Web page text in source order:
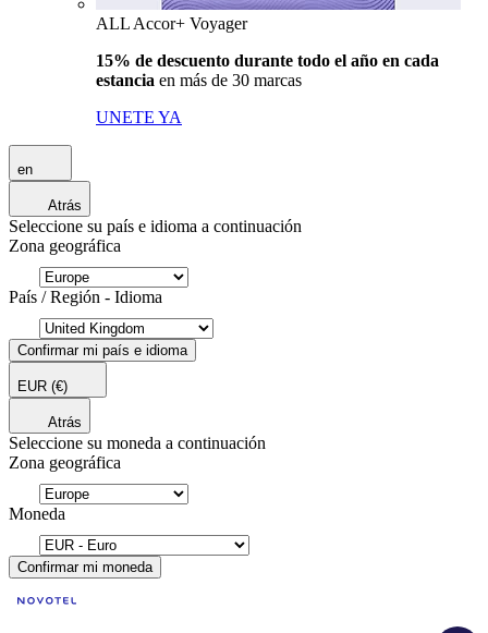
ALL Accor+ Voyager
15% de descuento durante todo el año en cada
estancia en más de 30 marcas
UNETE YA
en
Atrás
Seleccione su país e idioma a continuación
Zona geográfica
País / Región - Idioma
Confirmar mi país e idioma
EUR (€)
Atrás
Seleccione su moneda a continuación
Zona geográfica
Moneda
Confirmar mi moneda